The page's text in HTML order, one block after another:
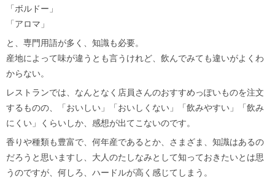
「ボルドー」
「アロマ」
と、専門用語が多く、知識も必要。
産地によって味が違うとも言うけれど、飲んでみても違いがよくわ
からない。
レストランでは、なんとなく店員さんのおすすめっぽいものを注文
するものの、「おいしい」「おいしくない」「飲みやすい」「飲み
にくい」くらいしか、感想が出てこないのです。
香りや種類も豊富で、何年産であるとか、さまざま、知識はあるの
だろうと思いますし、大人のたしなみとして知っておきたいとは思
うのですが、何しろ、ハードルが高く感じてしまう。